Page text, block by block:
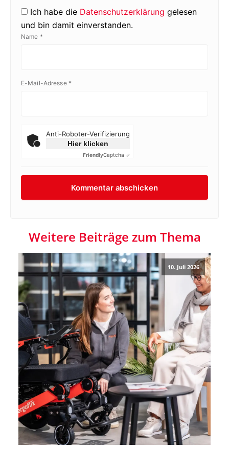
Ich habe die Datenschutzerklärung gelesen
und bin damit einverstanden.
Name *
E-Mail-Adresse *
Anti-Roboter-Verifizierung
Hier klicken
FriendlyCaptcha ⇗
Weitere Beiträge zum Thema
10. Juli 2026